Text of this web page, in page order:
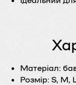
Матеріал:
Розмір: S, M,